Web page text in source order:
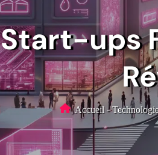
Start-ups
Accueil -